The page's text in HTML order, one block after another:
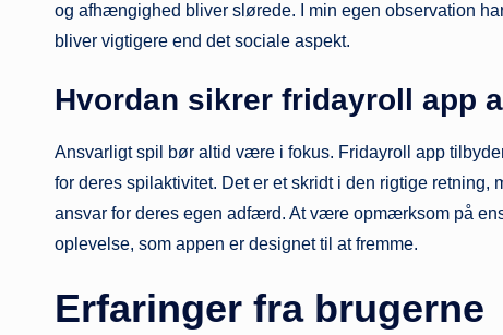
og afhængighed bliver slørede. I min egen observation
bliver vigtigere end det sociale aspekt.
Hvordan sikrer fridayroll app
Ansvarligt spil bør altid være i fokus. Fridayroll app
for deres spilaktivitet. Det er et skridt i den rigtige
ansvar for deres egen adfærd. At være opmærksom på
oplevelse, som appen er designet til at fremme.
Erfaringer fra brugerne